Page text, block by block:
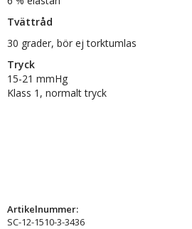
Tvättråd
30 grader, bör ej torktumlas
Tryck
15-21 mmHg
Klass 1, normalt tryck
Artikelnummer:
SC-12-1510-3-3436